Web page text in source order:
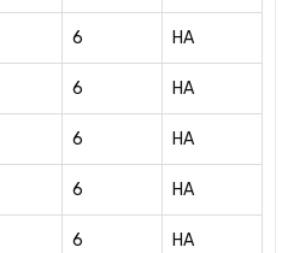
6 HA
6 HA
6 HA
6 HA
6 HA